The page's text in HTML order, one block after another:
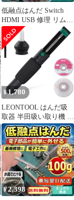
低融点はんだ Switch
HDMI USB 修理 リムー
バー10g01r217
¥1,780
LEONTOOL はんだ吸
取器 半田吸い取り機 手
動 真空 はんだ吸い取り
ポンプ はんだ吸取ポン
プ はんだ除去ツール ハ
ンダ吸取器 真空はんだ
除去ポンプ 半田吸い取
り線 2.5mmx1.5m 2枚セ
ット(グリーン)
¥2,398